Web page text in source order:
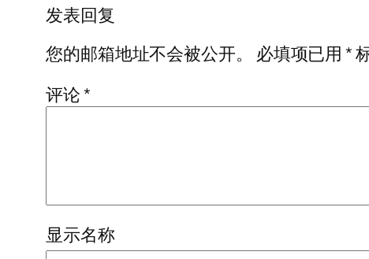
发表回复
您的邮箱地址不会被公开。
必填项已用*
评论*
显示名称